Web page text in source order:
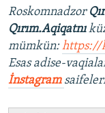
Roskomnadzor
Qırım.Aqiqatnı
mümkün:https://
Esas adise-
İnstagram